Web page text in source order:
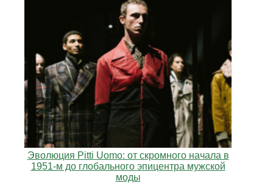
Эволюция Pitti Uomo: от скромного начала в
1951‑м до глобального эпицентра мужской
моды